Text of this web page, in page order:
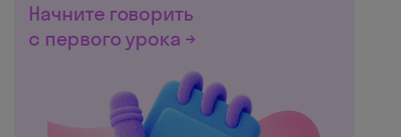
Начните говорить
с первого урока →